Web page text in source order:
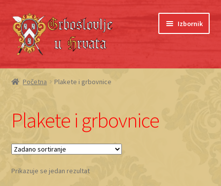
Preskoči
na
navigaciju
Skoči
do
sadržaja
Izbornik
Početna
Grboslovlje
Košarica
Moj račun
Početna Plakete i grbovnice
Plakete i grbovnice
Prikazuje se jedan rezultat